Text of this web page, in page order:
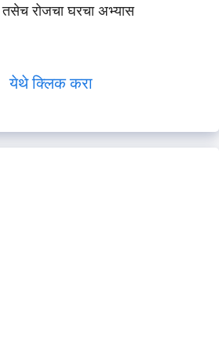
तसेच रोजचा घरचा अभ्यास
येथे क्लिक करा